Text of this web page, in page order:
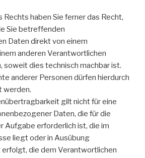
Rechts haben Sie ferner das Recht,
Sie betreffenden
Daten direkt von einem
anderen Verantwortlichen
dies technisch machbar ist.
anderer Personen dürfen hierdurch
werden.
gilt nicht für eine
Daten, die für die
Aufgabe erforderlich ist, die im
liegt oder in Ausübung
die dem Verantwortlichen